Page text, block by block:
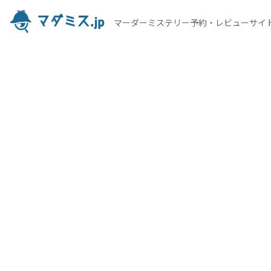
マーダーミステリー予約・レビューサイ